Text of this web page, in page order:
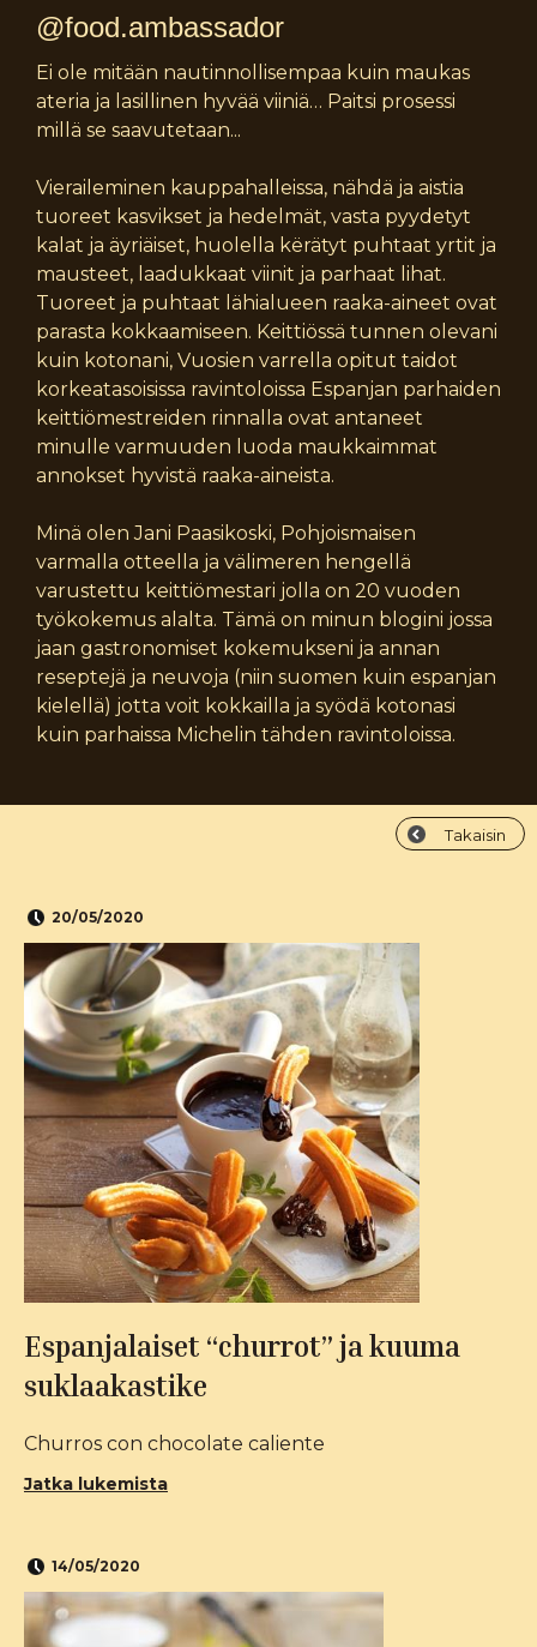
@food.ambassador
Ei ole mitään nautinnollisempaa kuin maukas
ateria ja lasillinen hyvää viiniä… Paitsi prosessi
millä se saavutetaan...
Vieraileminen kauppahalleissa, nähdä ja aistia
tuoreet kasvikset ja hedelmät, vasta pyydetyt
kalat ja äyriäiset, huolella kërätyt puhtaat yrtit ja
mausteet, laadukkaat viinit ja parhaat lihat.
Tuoreet ja puhtaat lähialueen raaka-aineet ovat
parasta kokkaamiseen. Keittiössä tunnen olevani
kuin kotonani, Vuosien varrella opitut taidot
korkeatasoisissa ravintoloissa Espanjan parhaiden
keittiömestreiden rinnalla ovat antaneet
minulle varmuuden luoda maukkaimmat
annokset hyvistä raaka-aineista.
Minä olen Jani Paasikoski, Pohjoismaisen
varmalla otteella ja välimeren hengellä
varustettu keittiömestari jolla on 20 vuoden
työkokemus alalta. Tämä on minun blogini jossa
jaan gastronomiset kokemukseni ja annan
reseptejä ja neuvoja (niin suomen kuin espanjan
kielellä) jotta voit kokkailla ja syödä kotonasi
kuin parhaissa Michelin tähden ravintoloissa.
Takaisin
20/05/2020
Espanjalaiset “churrot” ja kuuma
suklaakastike
Churros con chocolate caliente
Jatka lukemista
14/05/2020